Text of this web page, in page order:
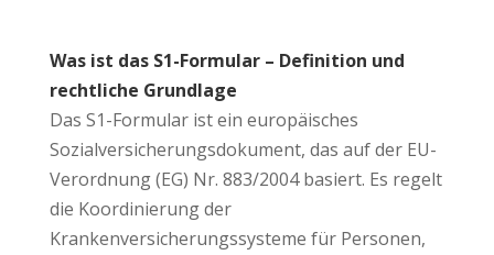
Was ist das S1-Formular – Definition und
rechtliche Grundlage
Das S1-Formular ist ein europäisches
Sozialversicherungsdokument, das auf der EU-
Verordnung (EG) Nr. 883/2004 basiert. Es regelt
die Koordinierung der
Krankenversicherungssysteme für Personen,